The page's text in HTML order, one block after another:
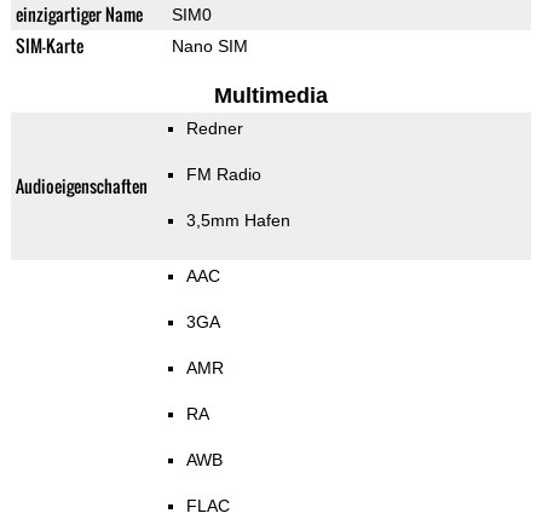
einzigartiger Name SIM0
SIM-Karte Nano SIM
Multimedia
Audioeigenschaften
Redner
FM Radio
3,5mm Hafen
AAC
3GA
AMR
RA
AWB
FLAC